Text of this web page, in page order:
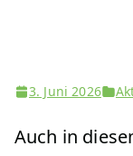
3. Juni 2026
Auch in